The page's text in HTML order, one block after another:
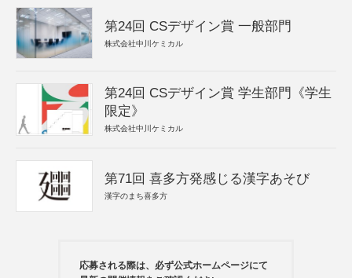
第24回 CSデザイン賞 一般部門
株式会社中川ケミカル
第24回 CSデザイン賞 学生部門《学生
限定》
株式会社中川ケミカル
第71回 喜多方発感じる漢字あそび
漢字のまち喜多方
応募される際は、必ず公式ホームページにて